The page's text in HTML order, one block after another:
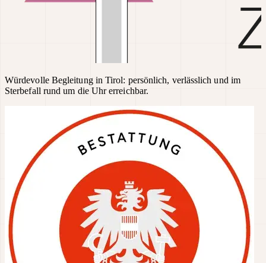
Würdevolle Begleitung in Tirol: persönlich, verlässlich und im
Sterbefall rund um die Uhr erreichbar.